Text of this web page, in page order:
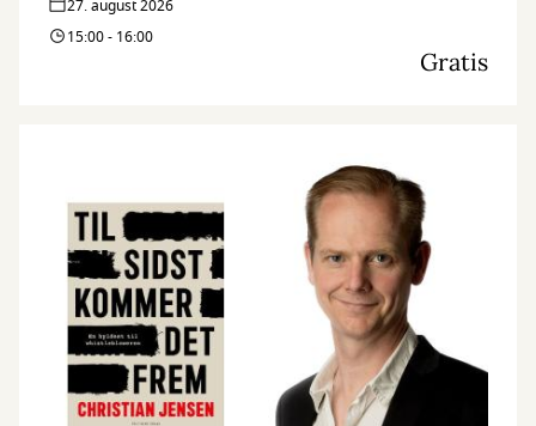
27. august 2026
15:00 - 16:00
Gratis